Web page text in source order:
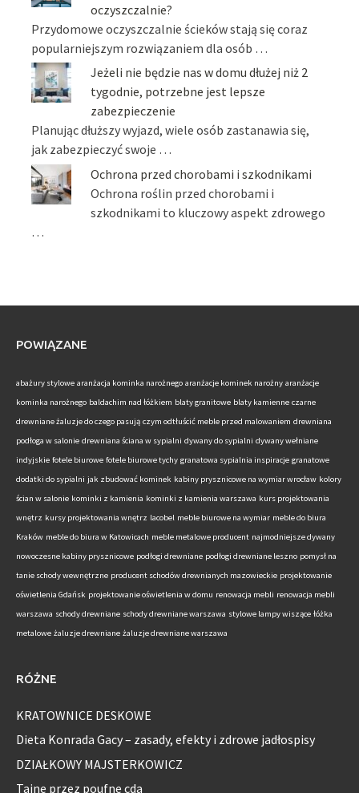
oczyszczalnie?
Przydomowe oczyszczalnie ścieków stają się coraz
popularniejszym rozwiązaniem dla osób …
Jeżeli nie będzie nas w domu dłużej niż 2
tygodnie, potrzebne jest lepsze
zabezpieczenie
Planując dłuższy wyjazd, wiele osób zastanawia się,
jak zabezpieczyć swoje …
Ochrona przed chorobami i szkodnikami
Ochrona roślin przed chorobami i
szkodnikami to kluczowy aspekt zdrowego
…
POWIĄZANE
abażury stylowe aranżacja kominka narożnego aranżacje kominek narożny aranżacje
kominka narożnego baldachim nad łóżkiem blaty granitowe blaty kamienne czarne
drewniane żaluzje do czego pasują czym odtłuścić meble przed malowaniem drewniana
podłoga w salonie drewniana ściana w sypialni dywany do sypialni dywany wełniane
indyjskie fotele biurowe fotele biurowe tychy granatowa sypialnia inspiracje granatowe
dodatki do sypialni jak zbudować kominek kabiny prysznicowe na wymiar wrocław kolory
ścian w salonie kominki z kamienia kominki z kamienia warszawa kurs projektowania
wnętrz kursy projektowania wnętrz lacobel meble biurowe na wymiar meble do biura
Kraków meble do biura w Katowicach meble metalowe producent najmodniejsze dywany
nowoczesne kabiny prysznicowe podłogi drewniane podłogi drewniane leszno pomysł na
tanie schody wewnętrzne producent schodów drewnianych mazowieckie projektowanie
oświetlenia Gdańsk projektowanie oświetlenia w domu renowacja mebli renowacja mebli
warszawa schody drewniane schody drewniane warszawa stylowe lampy wiszące łóżka
metalowe żaluzje drewniane żaluzje drewniane warszawa
RÓŻNE
KRATOWNICE DESKOWE
Dieta Konrada Gacy – zasady, efekty i zdrowe jadłospisy
DZIAŁKOWY MAJSTERKOWICZ
Tajne przez poufne cda